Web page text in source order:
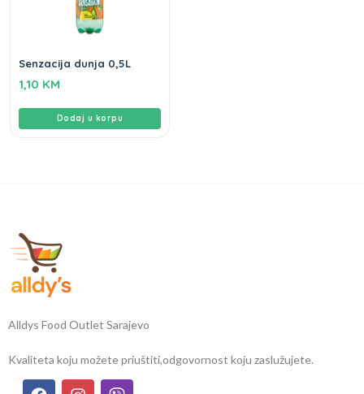
Senzacija dunja 0,5L
1,10 KM
Dodaj u korpu
Alldys Food Outlet Sarajevo
Kvaliteta koju možete priuštiti,odgovornost koju zaslužujete.